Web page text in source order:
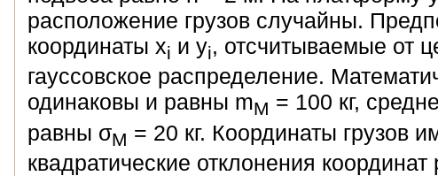
расположение грузов случайны.
координаты хi и уi, отсчитываемые от
гауссовское распределение.
одинаковы и равны mM = 100 кг,
равны σM = 20 кг. Координаты грузов
квадратические отклонения